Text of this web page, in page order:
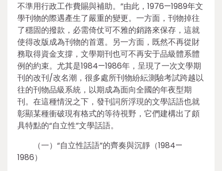
不準用行政工作費賜與補助。”由此，1976—1989年文
學刊物的際遇產生了嚴重的變更。一方面，刊物掉往
了穩固的撥款，必需倚仗可不雅的銷路來保存，這就
使得改版成為刊物的首選。另一方面，既然不再從財
務取得資金支撐，文學期刊也可不再安于品級體系體
例的約束。尤其是1984—1986年，呈現了一次文學期
刊的改刊/改名潮，很多處所刊物紛紜測驗考試跨越以
往的刊物品級系統，以期成為面向全國的年夜型期
刊。在這種情況之下，發刊詞所浮現的文學話語也就
彰顯某種衝破現有格式的等待視野，它們建構出了頗
具特點的“自立性”文學話語。
（一）“自立性話語”的齊奏與沉靜（1984—
1986）